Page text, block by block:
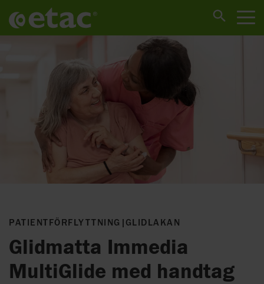
PATIENTFÖRFLYTTNING | GLIDLAKAN
Glidmatta Immedia
MultiGlide med handtag